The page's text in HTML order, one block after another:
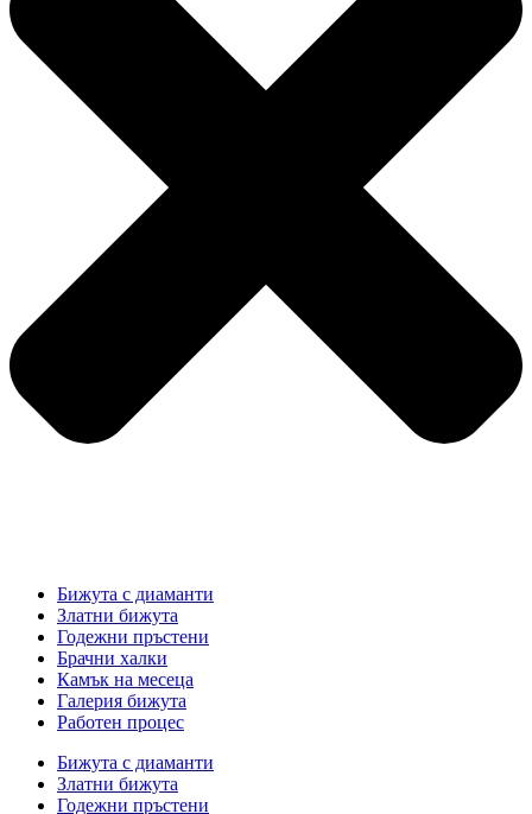
Бижута с диаманти
Златни бижута
Годежни пръстени
Брачни халки
Камък на месеца
Галерия бижута
Работен процес
Бижута с диаманти
Златни бижута
Годежни пръстени